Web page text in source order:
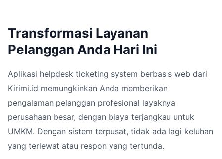
Transformasi Layanan
Pelanggan Anda Hari Ini
Aplikasi helpdesk ticketing system berbasis web dari
Kirimi.id memungkinkan Anda memberikan
pengalaman pelanggan profesional layaknya
perusahaan besar, dengan biaya terjangkau untuk
UMKM. Dengan sistem terpusat, tidak ada lagi keluhan
yang terlewat atau respon yang tertunda.